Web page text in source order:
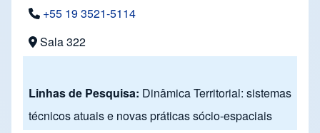
+55 19 3521-5114
Sala 322
Linhas de Pesquisa: Dinâmica Territorial: sistemas
técnicos atuais e novas práticas sócio-espaciais